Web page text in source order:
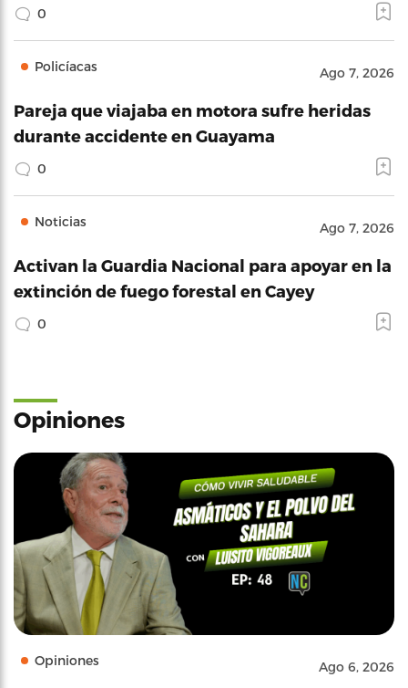
0
Policíacas Ago 7, 2026
Pareja que viajaba en motora sufre heridas
durante accidente en Guayama
0
Noticias Ago 7, 2026
Activan la Guardia Nacional para apoyar en la
extinción de fuego forestal en Cayey
0
Opiniones
Opiniones Ago 6, 2026